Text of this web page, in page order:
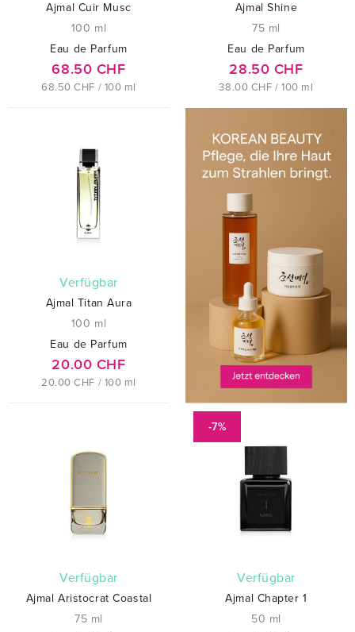
Ajmal Cuir Musc
100 ml
Eau de Parfum
68.50 CHF
68.50 CHF / 100 ml
Ajmal Shine
75 ml
Eau de Parfum
28.50 CHF
38.00 CHF / 100 ml
verfügbar
Ajmal Titan Aura
100 ml
Eau de Parfum
20.00 CHF
20.00 CHF / 100 ml
verfügbar
Ajmal Aristocrat Coastal
75 ml
-7%
verfügbar
Ajmal Chapter 1
50 ml